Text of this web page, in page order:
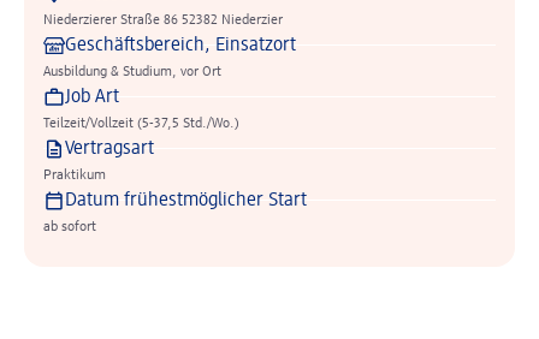
Niederzierer Straße 86 52382 Niederzier
Geschäftsbereich, Einsatzort
Ausbildung & Studium, vor Ort
Job Art
Teilzeit/Vollzeit (5-37,5 Std./Wo.)
Vertragsart
Praktikum
Datum frühestmöglicher Start
ab sofort